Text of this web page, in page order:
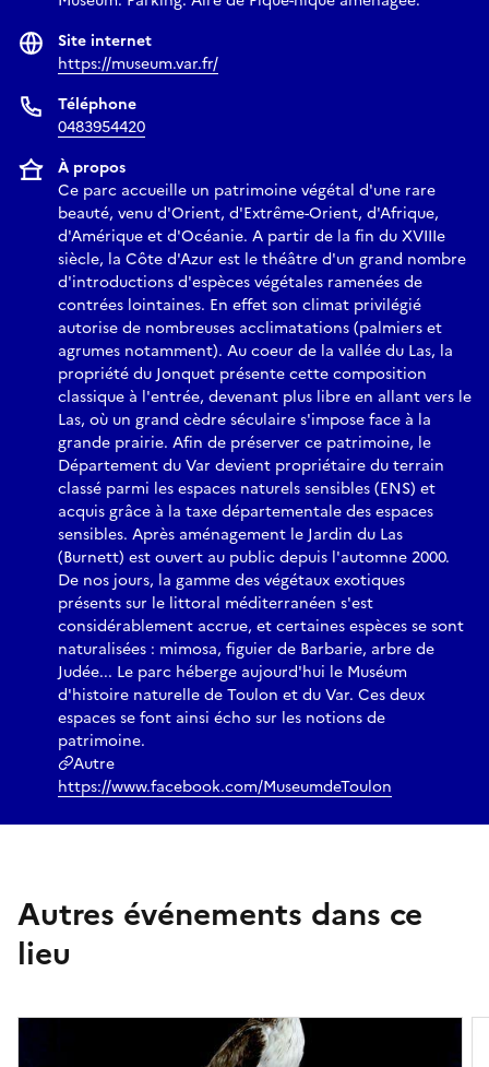
Site internet
https://museum.var.fr/
Téléphone
0483954420
À propos
Ce parc accueille un patrimoine végétal d'une rare
beauté, venu d'Orient, d'Extrême-Orient, d'Afrique,
d'Amérique et d'Océanie. A partir de la fin du XVIIIe
siècle, la Côte d'Azur est le théâtre d'un grand nombre
d'introductions d'espèces végétales ramenées de
contrées lointaines. En effet son climat privilégié
autorise de nombreuses acclimatations (palmiers et
agrumes notamment). Au coeur de la vallée du Las, la
propriété du Jonquet présente cette composition
classique à l'entrée, devenant plus libre en allant vers le
Las, où un grand cèdre séculaire s'impose face à la
grande prairie. Afin de préserver ce patrimoine, le
Département du Var devient propriétaire du terrain
classé parmi les espaces naturels sensibles (ENS) et
acquis grâce à la taxe départementale des espaces
sensibles. Après aménagement le Jardin du Las
(Burnett) est ouvert au public depuis l'automne 2000.
De nos jours, la gamme des végétaux exotiques
présents sur le littoral méditerranéen s'est
considérablement accrue, et certaines espèces se sont
naturalisées : mimosa, figuier de Barbarie, arbre de
Judée... Le parc héberge aujourd'hui le Muséum
d'histoire naturelle de Toulon et du Var. Ces deux
espaces se font ainsi écho sur les notions de
patrimoine.
Autre
https://www.facebook.com/MuseumdeToulon
Autres événements dans ce
lieu